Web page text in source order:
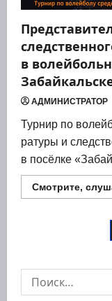
в
АДМИНИСТРАТОР
Тур­нир по
ра­ту­ры и
в посёл­ке
Смотрите,
Найти: